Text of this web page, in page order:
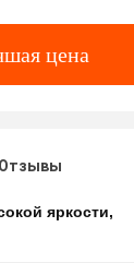
цена
Отзывы
яркости,